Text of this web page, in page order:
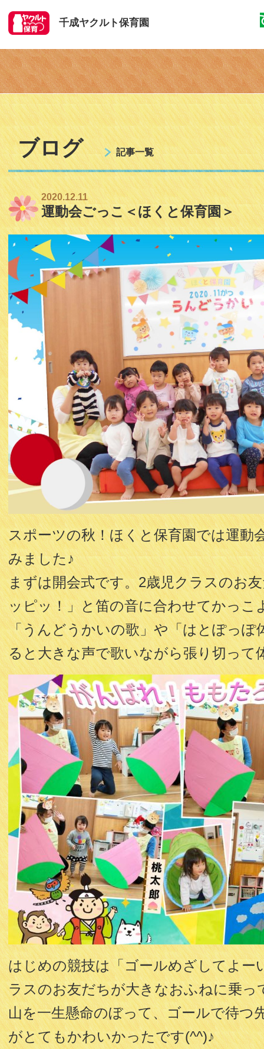
千成ヤクルト保育園
ブログ 記事一覧
2020.12.11
運動会ごっこ＜ほくと保育園＞
スポーツの秋！ほくと保育園では運動
みました♪
まずは開会式です。2歳児クラスのお
ッピッ！」と笛の音に合わせてかっこ
「うんどうかいの歌」や「はとぽっぽ
ると大きな声で歌いながら張り切って
はじめの競技は「ゴールめざしてよー
ラスのお友だちが大きなおふねに乗っ
山を一生懸命のぼって、ゴールで待つ
がとてもかわいかったです(^^)♪